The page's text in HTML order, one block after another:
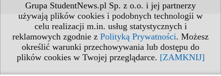
Grupa StudentNews.pl Sp. z o.o. i jej partnerzy
używają plików cookies i podobnych technologii w
celu realizacji m.in. usług statystycznych i
reklamowych zgodnie z Polityką Prywatności. Możesz
określić warunki przechowywania lub dostępu do
plików cookies w Twojej przeglądarce. [ZAMKNIJ]